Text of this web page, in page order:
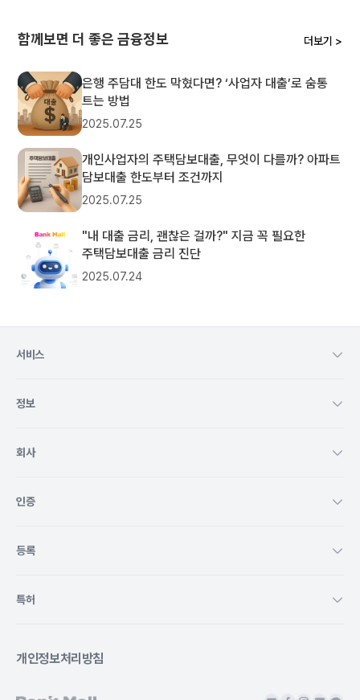
함께보면 더 좋은 금융정보 더보기 >
은행 주담대 한도 막혔다면? ‘사업자 대출’로 숨통
트는 방법
2025.07.25
개인사업자의 주택담보대출, 무엇이 다를까? 아파트
담보대출 한도부터 조건까지
2025.07.25
"내 대출 금리, 괜찮은 걸까?" 지금 꼭 필요한
주택담보대출 금리 진단
2025.07.24
서비스
정보
회사
인증
등록
특허
개인정보처리방침